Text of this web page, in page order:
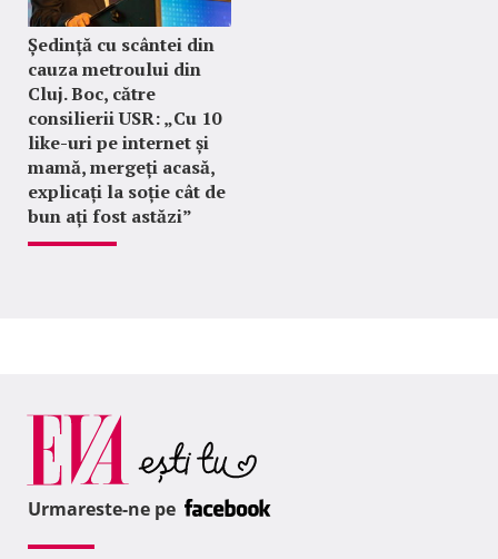
Ședință cu scântei din
cauza metroului din
Cluj. Boc, către
consilierii USR: „Cu 10
like-uri pe internet și
mamă, mergeți acasă,
explicați la soție cât de
bun ați fost astăzi”
Urmareste-ne pe